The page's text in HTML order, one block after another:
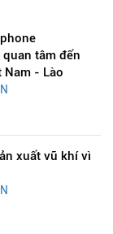
tâm đến
- Lào
xuất vũ khí vì